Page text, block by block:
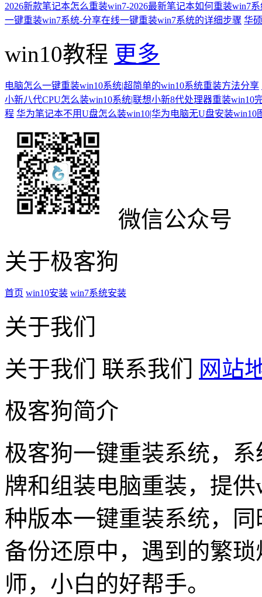
2026新款笔记本怎么重装win7-2026最新笔记本如何重装win7
一键重装win7系统-分享在线一键重装win7系统的详细步骤 华
win10教程 更多
电脑怎么一键重装win10系统|超简单的win10系统重装方法分享
小新八代CPU怎么装win10系统|联想小新8代处理器重装win10
程 华为笔记本不用U盘怎么装win10|华为电脑无U盘安装win10
微信公众号
关于极客狗
首页 win10安装 win7系统安装
关于我们
关于我们
联系我们
网站
极客狗简介
极客狗一键重装系统，
牌和组装电脑重装，提
种版本一键重装系统，
备份还原中，遇到的繁
师，小白的好帮手。